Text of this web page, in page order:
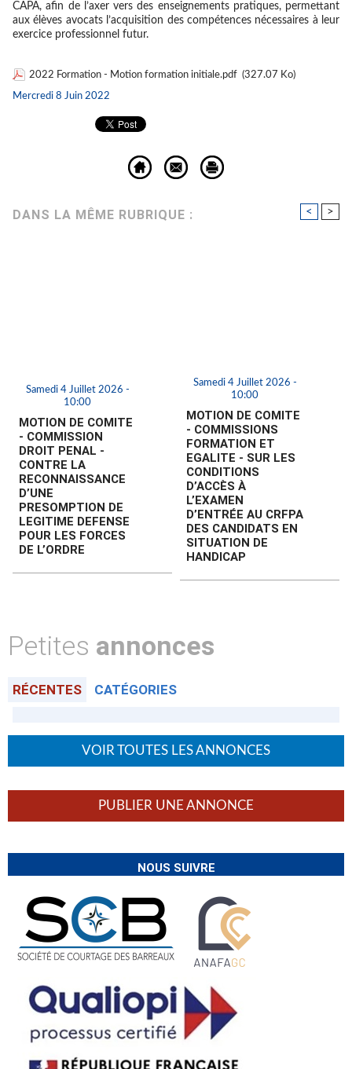
CAPA, afin de l’axer vers des enseignements pratiques, permettant
aux élèves avocats l’acquisition des compétences nécessaires à leur
exercice professionnel futur.
2022 Formation - Motion formation initiale.pdf (327.07 Ko)
Mercredi 8 Juin 2022
DANS LA MÊME RUBRIQUE : < >
Samedi 4 Juillet 2026 -
10:00
MOTION DE COMITE
- COMMISSION
DROIT PENAL -
CONTRE LA
RECONNAISSANCE
D’UNE
PRESOMPTION DE
LEGITIME DEFENSE
POUR LES FORCES
DE L’ORDRE
Samedi 4 Juillet 2026 -
10:00
MOTION DE COMITE
- COMMISSIONS
FORMATION ET
EGALITE - SUR LES
CONDITIONS
D’ACCÈS À
L’EXAMEN
D’ENTRÉE AU CRFPA
DES CANDIDATS EN
SITUATION DE
HANDICAP
Petites annonces
RÉCENTES CATÉGORIES
VOIR TOUTES LES ANNONCES
PUBLIER UNE ANNONCE
NOUS SUIVRE